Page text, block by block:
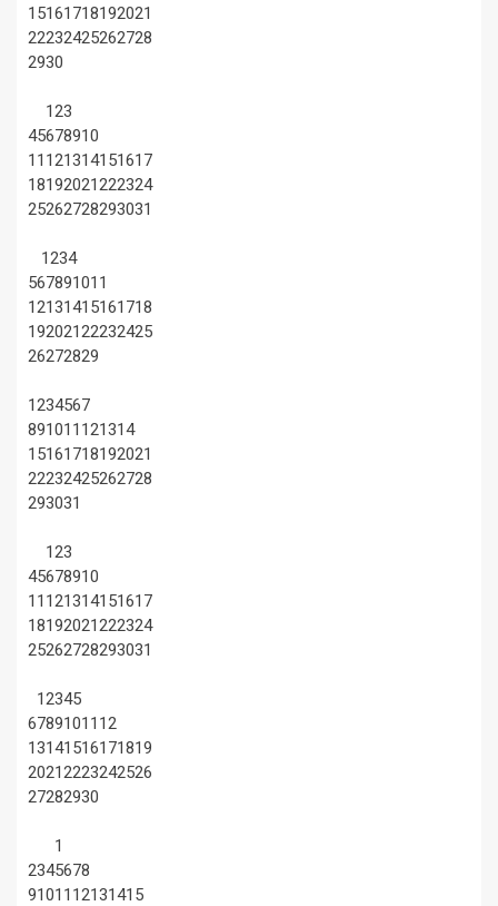
15161718192021
22232425262728
2930
123
45678910
11 121314151617
18192021222324
25262728293031
1234
567891011
12131415161718
19202122232425
26272829
1234567
891011 121314
15161718192021
22232425262728
293031
123
45678910
11 121314151617
18192021222324
25262728293031
12345
67891011 12
13141516171819
20212223242526
27282930
1
2345678
91011 12131415